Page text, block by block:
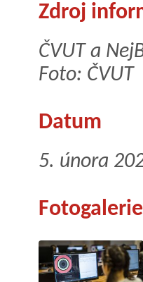
Zdroj
ČVUT a
Foto: ČVUT
Datum
5. února
Fotogalerie